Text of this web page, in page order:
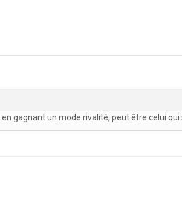
gagnant un mode rivalité, peut être celui